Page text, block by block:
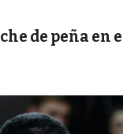
de peña en